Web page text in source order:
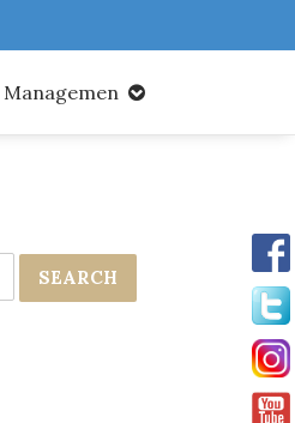
Managemen
SEARCH